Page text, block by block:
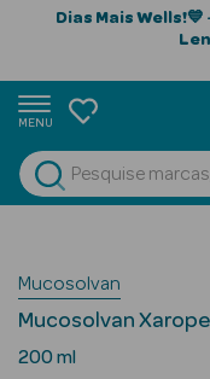
Dias Mais Wells!💙
MENU
Ver Tudo
Beauty Season
Cabelo
Expectorantes
Mucosolvan
Mucosolvan
200 ml